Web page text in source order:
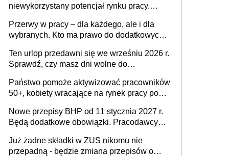
niewykorzystany potencjał rynku pracy.
dofinansowań czy refundacji, ale bariery po
stronie systemu i świadomości
pracodawców [WYWIAD]
Przerwy w pracy – dla każdego, ale i dla
wybranych. Kto ma prawo do dodatkowych
Ten urlop przedawni się we wrześniu 2026 r.
Sprawdź, czy masz dni wolne do
Państwo pomoże aktywizować pracowników
50+, kobiety wracające na rynek pracy po
osoby neuroatypowe. Powstanie Fundusz
na rzecz Inkluzywności w Zatrudnianiu?
Nowe przepisy BHP od 11 stycznia 2027 r.
Będą dodatkowe obowiązki. Pracodawcy
Już żadne składki w ZUS nikomu nie
przepadną - będzie zmiana przepisów o